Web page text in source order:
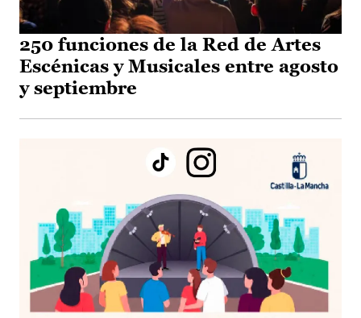
250 funciones de la Red de Artes
Escénicas y Musicales entre agosto
y septiembre